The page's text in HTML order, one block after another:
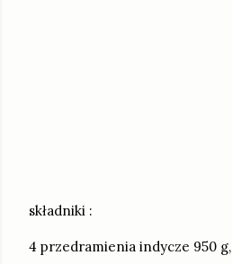
składniki :
4 przedramienia indycze 950 g,